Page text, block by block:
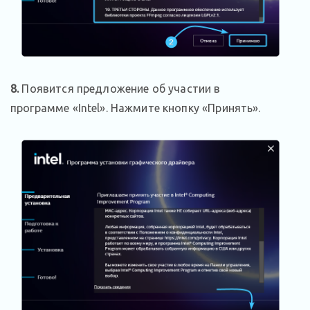
8.Появится предложение об участии в
программе «Intel». Нажмите кнопку «Принять».